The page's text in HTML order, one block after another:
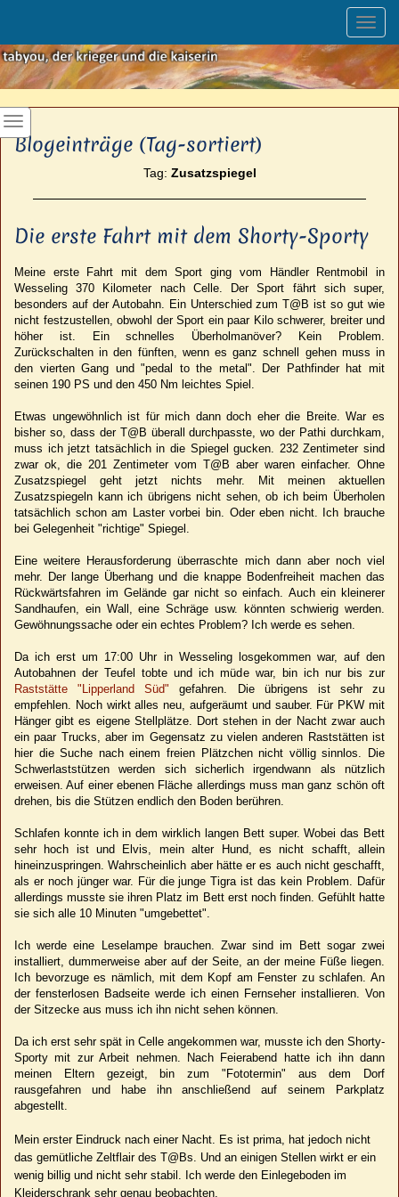
Blogeinträge (Tag-sortiert)
Tag: Zusatzspiegel
Die erste Fahrt mit dem Shorty-Sporty
Meine erste Fahrt mit dem Sport ging vom Händler Rentmobil in
Wesseling 370 Kilometer nach Celle. Der Sport fährt sich super,
besonders auf der Autobahn. Ein Unterschied zum T@B ist so gut wie
nicht festzustellen, obwohl der Sport ein paar Kilo schwerer, breiter und
höher ist. Ein schnelles Überholmanöver? Kein Problem.
Zurückschalten in den fünften, wenn es ganz schnell gehen muss in
den vierten Gang und "pedal to the metal". Der Pathfinder hat mit
seinen 190 PS und den 450 Nm leichtes Spiel.
Etwas ungewöhnlich ist für mich dann doch eher die Breite. War es
bisher so, dass der T@B überall durchpasste, wo der Pathi durchkam,
muss ich jetzt tatsächlich in die Spiegel gucken. 232 Zentimeter sind
zwar ok, die 201 Zentimeter vom T@B aber waren einfacher. Ohne
Zusatzspiegel geht jetzt nichts mehr. Mit meinen aktuellen
Zusatzspiegeln kann ich übrigens nicht sehen, ob ich beim Überholen
tatsächlich schon am Laster vorbei bin. Oder eben nicht. Ich brauche
bei Gelegenheit "richtige" Spiegel.
Eine weitere Herausforderung überraschte mich dann aber noch viel
mehr. Der lange Überhang und die knappe Bodenfreiheit machen das
Rückwärtsfahren im Gelände gar nicht so einfach. Auch ein kleinerer
Sandhaufen, ein Wall, eine Schräge usw. könnten schwierig werden.
Gewöhnungssache oder ein echtes Problem? Ich werde es sehen.
Da ich erst um 17:00 Uhr in Wesseling losgekommen war, auf den
Autobahnen der Teufel tobte und ich müde war, bin ich nur bis zur
Raststätte "Lipperland Süd" gefahren. Die übrigens ist sehr zu
empfehlen. Noch wirkt alles neu, aufgeräumt und sauber. Für PKW mit
Hänger gibt es eigene Stellplätze. Dort stehen in der Nacht zwar auch
ein paar Trucks, aber im Gegensatz zu vielen anderen Raststätten ist
hier die Suche nach einem freien Plätzchen nicht völlig sinnlos. Die
Schwerlaststützen werden sich sicherlich irgendwann als nützlich
erweisen. Auf einer ebenen Fläche allerdings muss man ganz schön oft
drehen, bis die Stützen endlich den Boden berühren.
Schlafen konnte ich in dem wirklich langen Bett super. Wobei das Bett
sehr hoch ist und Elvis, mein alter Hund, es nicht schafft, allein
hineinzuspringen. Wahrscheinlich aber hätte er es auch nicht geschafft,
als er noch jünger war. Für die junge Tigra ist das kein Problem. Dafür
allerdings musste sie ihren Platz im Bett erst noch finden. Gefühlt hatte
sie sich alle 10 Minuten "umgebettet".
Ich werde eine Leselampe brauchen. Zwar sind im Bett sogar zwei
installiert, dummerweise aber auf der Seite, an der meine Füße liegen.
Ich bevorzuge es nämlich, mit dem Kopf am Fenster zu schlafen. An
der fensterlosen Badseite werde ich einen Fernseher installieren. Von
der Sitzecke aus muss ich ihn nicht sehen können.
Da ich erst sehr spät in Celle angekommen war, musste ich den Shorty-
Sporty mit zur Arbeit nehmen. Nach Feierabend hatte ich ihn dann
meinen Eltern gezeigt, bin zum "Fototermin" aus dem Dorf
rausgefahren und habe ihn anschließend auf seinem Parkplatz
abgestellt.
Mein erster Eindruck nach einer Nacht. Es ist prima, hat jedoch nicht
das gemütliche Zeltflair des T@Bs. Und an einigen Stellen wirkt er ein
wenig billig und nicht sehr stabil. Ich werde den Einlegeboden im
Kleiderschrank sehr genau beobachten.